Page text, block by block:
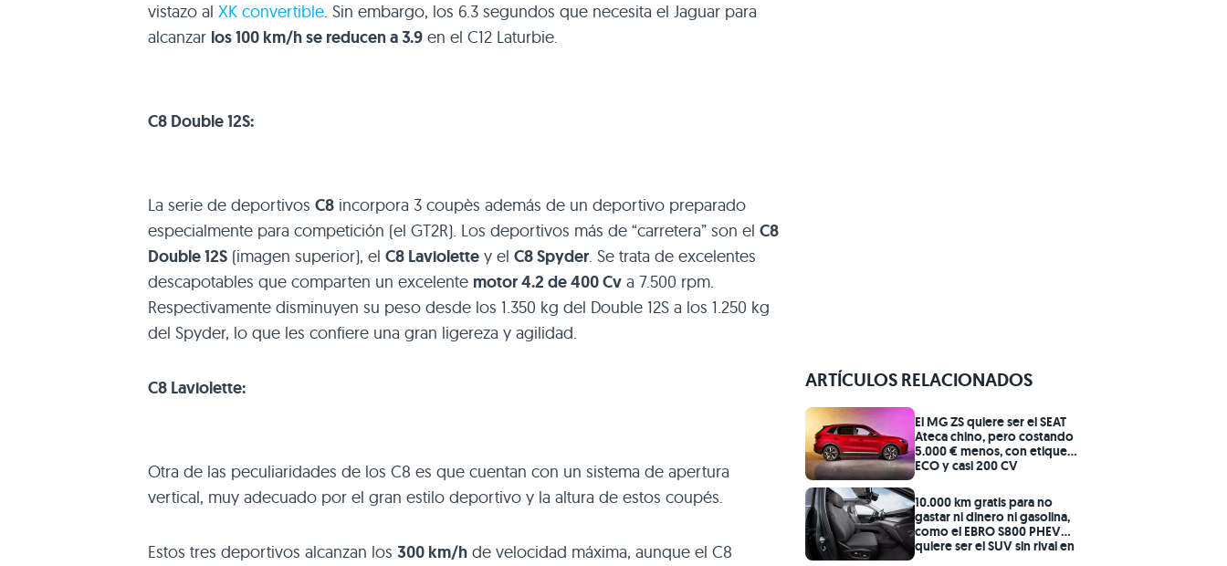
vistazo al XK convertible. Sin embargo, los 6.3 segundos que necesita el Jaguar para
alcanzar los 100 km/h se reducen a 3.9 en el C12 Laturbie.
C8 Double 12S:
La serie de deportivos C8 incorpora 3 coupès además de un deportivo preparado
especialmente para competición (el GT2R). Los deportivos más de “carretera” son el C8
Double 12S (imagen superior), el C8 Laviolette y el C8Spyder. Se trata de excelentes
descapotables que comparten un excelente motor 4.2 de 400 Cv a 7.500 rpm.
Respectivamente disminuyen su peso desde los 1.350 kg del Double 12S a los 1.250 kg
del Spyder, lo que les confiere una gran ligereza y agilidad.
C8 Laviolette:
Otra de las peculiaridades de los C8 es que cuentan con un sistema de apertura
vertical, muy adecuado por el gran estilo deportivo y la altura de estos coupés.
Estos tres deportivos alcanzan los 300 km/h de velocidad máxima, aunque el C8
ARTÍCULOS RELACIONADOS
El MG ZS quiere ser el SEAT
Ateca chino, pero costando
5.000 € menos, con etiqueta
ECO y casi 200 CV
10.000 km gratis para no
gastar ni dinero ni gasolina,
como el EBRO S800 PHEV
quiere ser el SUV sin rival en